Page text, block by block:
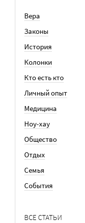
Вера
Законы
История
Колонки
Кто есть кто
Личный опыт
Медицина
Ноу-хау
Общество
Отдых
Семья
События
ВСЕ СТАТЬИ